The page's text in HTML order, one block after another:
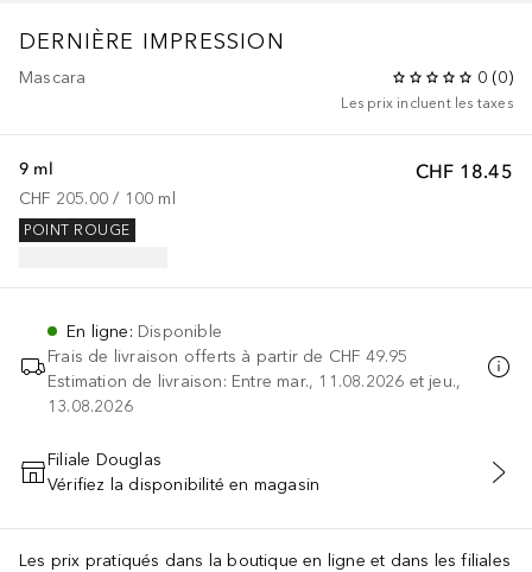
DERNIÈRE IMPRESSION
Mascara 0 (0)
Les prix incluent les taxes
CHF 18.45
9 ml
CHF 205.00 / 100 ml
POINT ROUGE
En ligne: Disponible
Frais de livraison offerts à partir de CHF 49.95
Estimation de livraison: Entre mar., 11.08.2026 et jeu.,
13.08.2026
AJOUTER AU PANIER
Filiale Douglas
Vérifiez la disponibilité en magasin
Les prix pratiqués dans la boutique en ligne et dans les filiales